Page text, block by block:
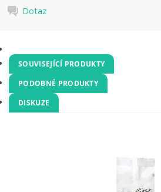
Dotaz
SOUVISEJÍCÍ PRODUKTY
PODOBNÉ PRODUKTY
DISKUZE